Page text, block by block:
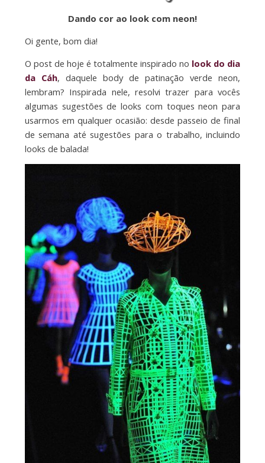
Dando cor ao look com neon!
Oi gente, bom dia!
O post de hoje é totalmente inspirado no look do dia
da Cáh, daquele body de patinação verde neon,
lembram? Inspirada nele, resolvi trazer para vocês
algumas sugestões de looks com toques neon para
usarmos em qualquer ocasião: desde passeio de final
de semana até sugestões para o trabalho, incluindo
looks de balada!